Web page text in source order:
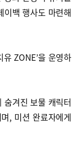
백 행사도 마련해
ZONE’을 운영하
겨진 보물 캐릭터
, 미션 완료자에게